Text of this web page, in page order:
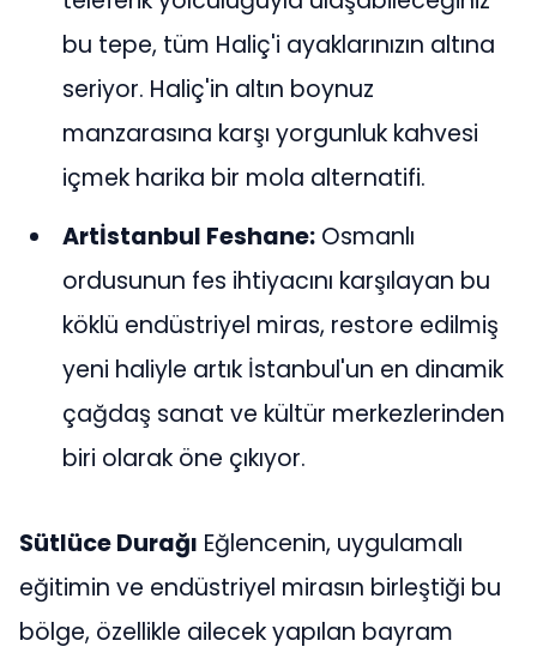
bu tepe, tüm Haliç'i ayaklarınızın altına
seriyor. Haliç'in altın boynuz
manzarasına karşı yorgunluk kahvesi
içmek harika bir mola alternatifi.
Artİstanbul Feshane: Osmanlı
ordusunun fes ihtiyacını karşılayan bu
köklü endüstriyel miras, restore edilmiş
yeni haliyle artık İstanbul'un en dinamik
çağdaş sanat ve kültür merkezlerinden
biri olarak öne çıkıyor.
Sütlüce Durağı Eğlencenin, uygulamalı
eğitimin ve endüstriyel mirasın birleştiği bu
bölge, özellikle ailecek yapılan bayram